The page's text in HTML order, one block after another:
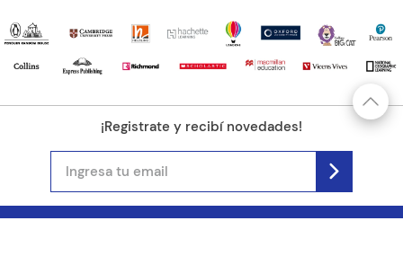
¡Registrate y recibí novedades!